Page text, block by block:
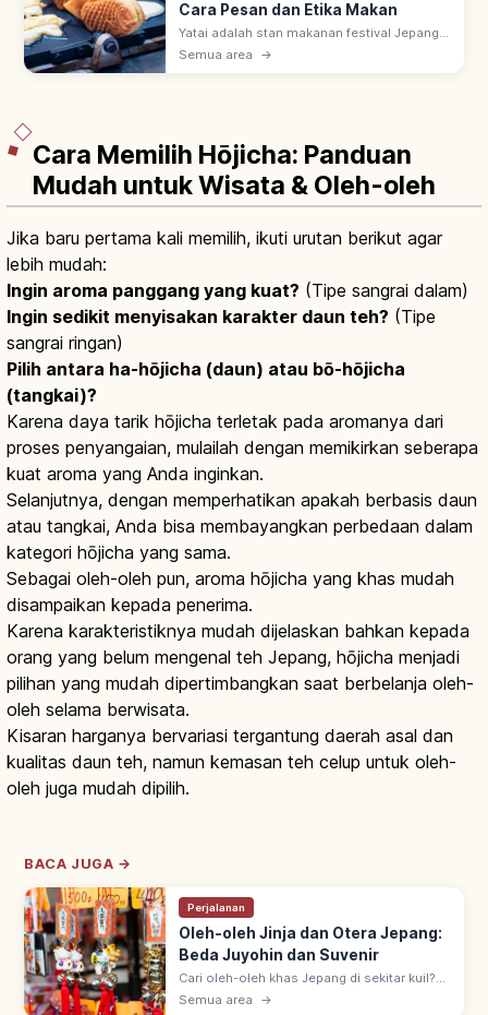
Cara Pesan dan Etika Makan
Yatai adalah stan makanan festival Jepang
yang ramai dari musim semi (Maret–Mei)
Semua area →
Cara Memilih Hōjicha: Panduan
Mudah untuk Wisata & Oleh-oleh
Jika baru pertama kali memilih, ikuti urutan berikut agar
lebih mudah:
Ingin aroma panggang yang kuat? (Tipe sangrai dalam)
Ingin sedikit menyisakan karakter daun teh? (Tipe
sangrai ringan)
Pilih antara ha-hōjicha (daun) atau bō-hōjicha
(tangkai)?
Karena daya tarik hōjicha terletak pada aromanya dari
proses penyangaian, mulailah dengan memikirkan seberapa
kuat aroma yang Anda inginkan.
Selanjutnya, dengan memperhatikan apakah berbasis daun
atau tangkai, Anda bisa membayangkan perbedaan dalam
kategori hōjicha yang sama.
Sebagai oleh-oleh pun, aroma hōjicha yang khas mudah
disampaikan kepada penerima.
Karena karakteristiknya mudah dijelaskan bahkan kepada
orang yang belum mengenal teh Jepang, hōjicha menjadi
pilihan yang mudah dipertimbangkan saat berbelanja oleh-
oleh selama berwisata.
Kisaran harganya bervariasi tergantung daerah asal dan
kualitas daun teh, namun kemasan teh celup untuk oleh-
oleh juga mudah dipilih.
BACA JUGA →
Perjalanan
Oleh-oleh Jinja dan Otera Jepang:
Beda Juyohin dan Suvenir
Cari oleh-oleh khas Jepang di sekitar kuil?
Kenali perbedaan omamori dan suvenir
Semua area →